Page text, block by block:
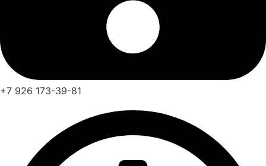
+7 926 173-39-81